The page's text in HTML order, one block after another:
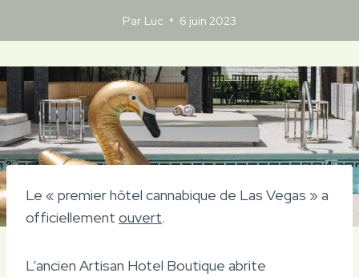
Par Luc 6 juin 2023
Le « premier hôtel cannabique de Las Vegas » a
officiellement ouvert.
L’ancien Artisan Hotel Boutique abrite